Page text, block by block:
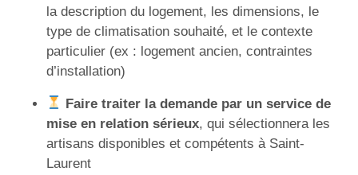
la description du logement, les dimensions, le
type de climatisation souhaité, et le contexte
particulier (ex : logement ancien, contraintes
d’installation)
Faire traiter la demande par un service de
mise en relation sérieux, qui sélectionnera les
artisans disponibles et compétents à Saint-
Laurent